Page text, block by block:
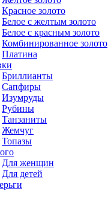
Красное золото
Белое с желтым золото
Белое с красным золото
Комбинированное золото
Платина
Бриллианты
Сапфиры
Изумруды
Рубины
Танзаниты
Жемчуг
Топазы
Для женщин
Для детей